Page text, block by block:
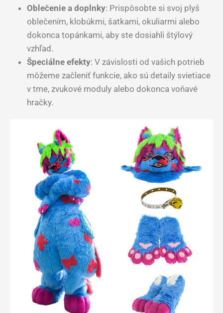
Oblečenie a doplnky: Prispôsobte si svoj plyš
oblečením, klobúkmi, šatkami, okuliarmi alebo
dokonca topánkami, aby ste dosiahli štýlový
vzhľad.
Špeciálne efekty: V závislosti od vašich potrieb
môžeme začleniť funkcie, ako sú detaily svietiace
v tme, zvukové moduly alebo dokonca voňavé
hračky.